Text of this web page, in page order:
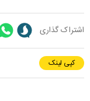
اشتراک گذاری
کپی لینک